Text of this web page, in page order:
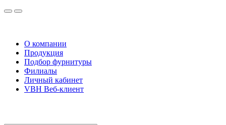
О компании
Продукция
Подбор фурнитуры
Филиалы
Личный кабинет
VBH Веб-клиент